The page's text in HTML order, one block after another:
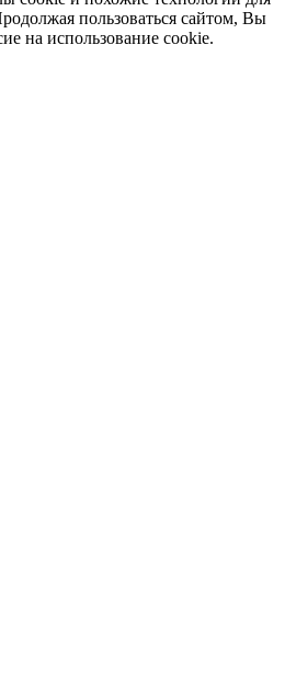
пользоваться сайтом, Вы
на использование cookie.